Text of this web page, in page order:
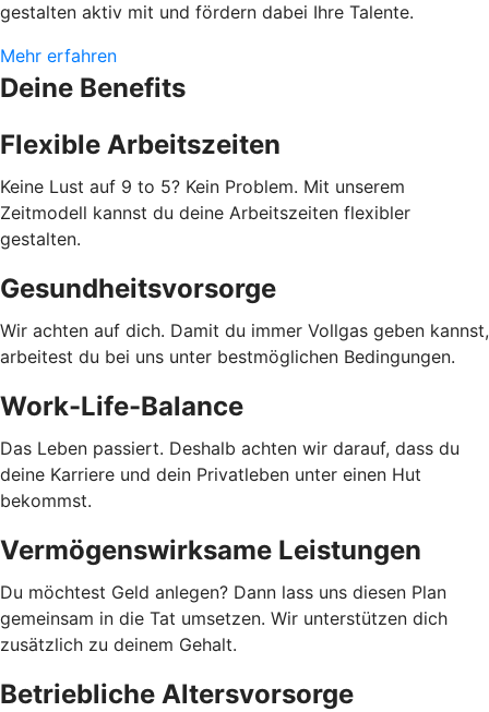
gestalten aktiv mit und fördern dabei Ihre Talente.
Mehr erfahren
Deine Benefits
Flexible Arbeitszeiten
Keine Lust auf 9 to 5? Kein Problem. Mit unserem
Zeitmodell kannst du deine Arbeitszeiten flexibler
gestalten.
Gesundheitsvorsorge
Wir achten auf dich. Damit du immer Vollgas geben kannst,
arbeitest du bei uns unter bestmöglichen Bedingungen.
Work-Life-Balance
Das Leben passiert. Deshalb achten wir darauf, dass du
deine Karriere und dein Privatleben unter einen Hut
bekommst.
Vermögenswirksame Leistungen
Du möchtest Geld anlegen? Dann lass uns diesen Plan
gemeinsam in die Tat umsetzen. Wir unterstützen dich
zusätzlich zu deinem Gehalt.
Betriebliche Altersvorsorge